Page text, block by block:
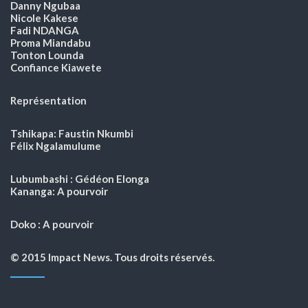
Danny Ngubaa
Nicole Kakese
Fadi NDANGA
Proma Miandabu
Tonton Lounda
Confiance Kiawete
Représentation
Tshikapa: Faustin Nkumbi
Félix Ngalamulume
Lubumbashi : Gédéon Elonga
Kananga: A pourvoir
Doko : A pourvoir
© 2015 Impact News. Tous droits réservés.